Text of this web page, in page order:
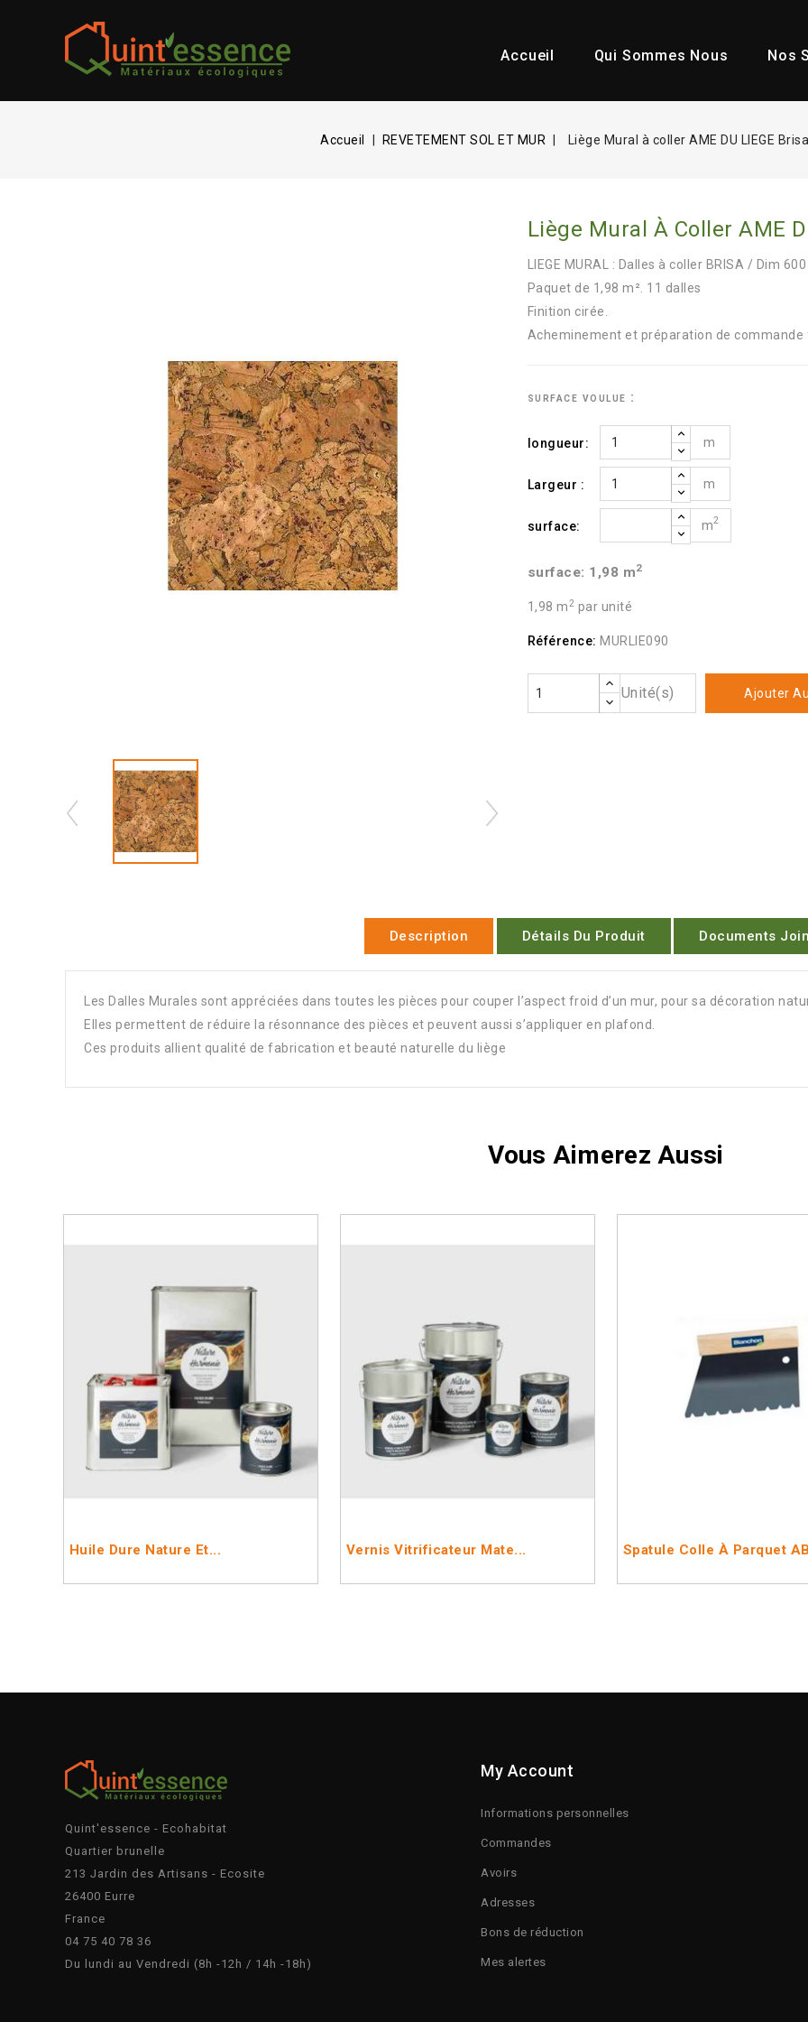
Accueil Qui Sommes Nous Nos
Accueil REVETEMENT SOL ET MUR Liège Mural à coller AME DU LIEGE
Liège Mural À Coller AME
LIEGE MURAL : Dalles à coller BRISA / Dim
Paquet de 1,98 m². 11 dalles
Finition cirée.
Acheminement et préparation de commande
surface voulue :
longueur: m
Largeur : m
surface: m2
surface: 1,98 m2
1,98 m2 par unité
Référence: MURLIE090
Unité(s) Ajouter
Description Détails Du Produit Documents
Les Dalles Murales sont appréciées dans toutes les pièces pour couper l’aspect froid d’un mur, pour sa décoration
Elles permettent de réduire la résonnance des pièces et peuvent aussi s’appliquer en plafond.
Ces produits allient qualité de fabrication et beauté naturelle du liège
Vous Aimerez Aussi
Huile Dure Nature Et... Vernis Vitrificateur Mate... Spatule Colle À Parquet
Quint'essence - Ecohabitat
Quartier brunelle
213 Jardin des Artisans - Ecosite
26400 Eurre
France
04 75 40 78 36
Du lundi au Vendredi (8h -12h / 14h -18h)
My Account
Informations personnelles
Commandes
Avoirs
Adresses
Bons de réduction
Mes alertes